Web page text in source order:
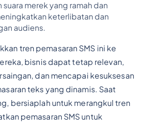
merek yang ramah dan
keterlibatan dan
audiens.
tren pemasaran SMS ini ke
bisnis dapat tetap relevan,
dan mencapai kesuksesan
teks yang dinamis. Saat
bersiaplah untuk merangkul tren
pemasaran SMS untuk